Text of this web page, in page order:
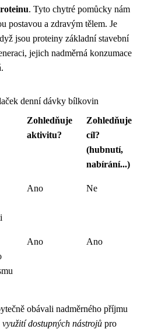
. Tyto chytré pomůcky nám
postavou a zdravým tělem. Je
jsou proteiny základní stavební
jejich nadměrná konzumace
denní dávky bílkovin
Zohledňuje
aktivitu?
Zohledňuje
cíl?
(hubnutí,
nabírání...)
Ano Ne
Ano Ano
obávali nadměrného příjmu
využití dostupných nástrojů pro